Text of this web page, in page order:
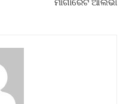
ମାର୍ଗାରେଟ ଆଲଭା